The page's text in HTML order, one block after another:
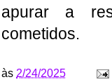
apurar a
cometidos.
às 2/24/2025